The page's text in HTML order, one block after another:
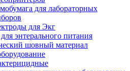
для лабораторных
для Экг
энтерального питания
шовный материал